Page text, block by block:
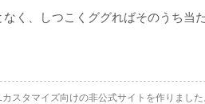
なく、しつこくググればそのうち
カスタマイズ向けの非公式サイトを作りまし